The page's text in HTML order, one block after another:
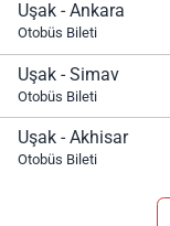
Uşak - Ankara
Otobüs Bileti
Uşak - Simav
Otobüs Bileti
Uşak - Akhisar
Otobüs Bileti